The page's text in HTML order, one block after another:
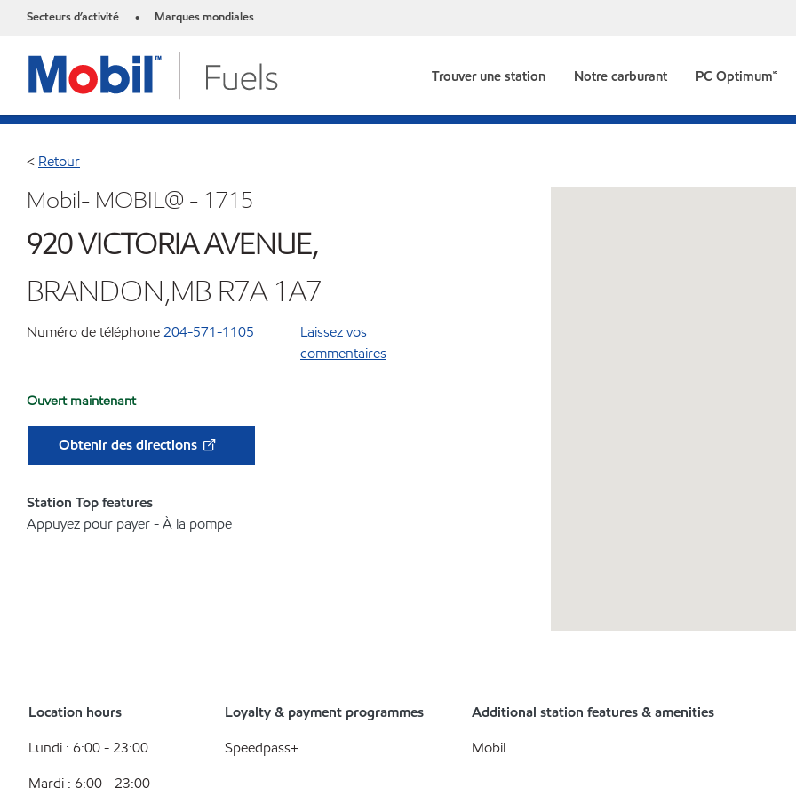
Secteurs d’activité • Marques mondiales
Trouver une station Notre carburant PC Optimum🅪
< Retour
Mobil- MOBIL@ - 1715
920 VICTORIA AVENUE,
BRANDON,MB R7A 1A7
Numéro de téléphone204-571-1105
Laissez vos
commentaires
Ouvert maintenant
Obtenir des directions
Station Top features
Appuyez pour payer - À la pompe
Location hours
Lundi : 6:00 - 23:00
Mardi : 6:00 - 23:00
Loyalty & payment programmes
Speedpass+
Additional station features & amenities
Mobil